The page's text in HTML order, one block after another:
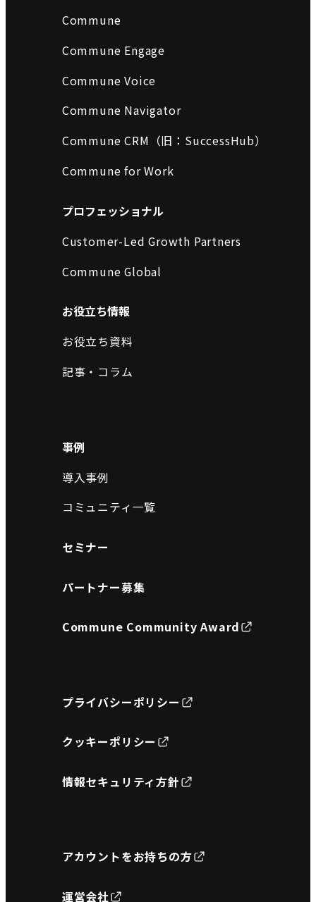
Commune
Commune Engage
Commune Voice
Commune Navigator
Commune CRM（旧：SuccessHub）
Commune for Work
プロフェッショナル
Customer-Led Growth Partners
Commune Global
お役立ち情報
お役立ち資料
記事・コラム
事例
導入事例
コミュニティ一覧
セミナー
パートナー募集
Commune Community Award
プライバシーポリシー
クッキーポリシー
情報セキュリティ方針
アカウントをお持ちの方
運営会社